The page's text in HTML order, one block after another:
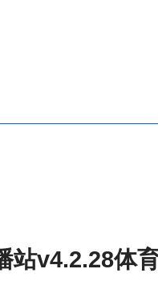
站v4.2.28体